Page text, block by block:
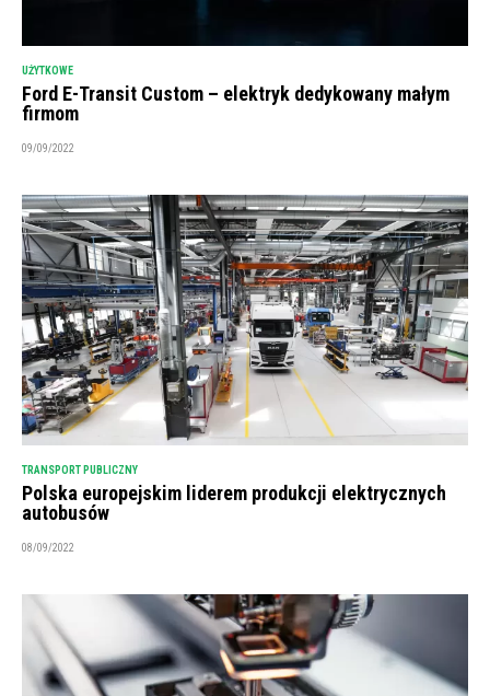
UŻYTKOWE
Ford E-Transit Custom – elektryk dedykowany małym
firmom
09/09/2022
TRANSPORT PUBLICZNY
Polska europejskim liderem produkcji elektrycznych
autobusów
08/09/2022